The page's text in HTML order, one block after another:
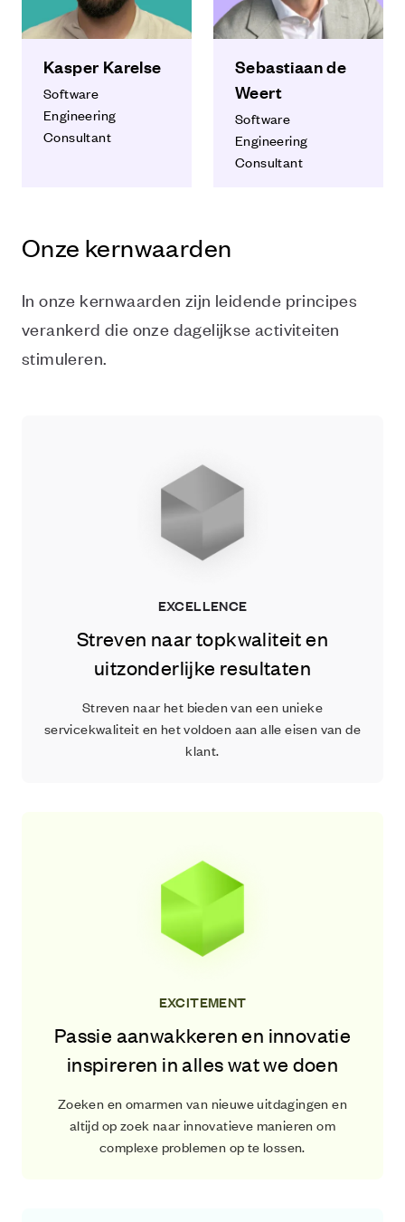
Kasper Karelse
Software
Engineering
Consultant
Sebastiaan de
Weert
Software
Engineering
Consultant
Onze kernwaarden
In onze kernwaarden zijn leidende principes
verankerd die onze dagelijkse activiteiten
stimuleren.
EXCELLENCE
Streven naar topkwaliteit en
uitzonderlijke resultaten
Streven naar het bieden van een unieke
servicekwaliteit en het voldoen aan alle eisen van de
klant.
EXCITEMENT
Passie aanwakkeren en innovatie
inspireren in alles wat we doen
Zoeken en omarmen van nieuwe uitdagingen en
altijd op zoek naar innovatieve manieren om
complexe problemen op te lossen.